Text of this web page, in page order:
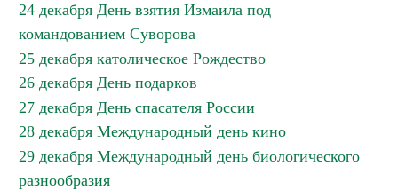
24 декабря День взятия Измаила под
командованием Суворова
25 декабря католическое Рождество
26 декабря День подарков
27 декабря День спасателя России
28 декабря Международный день кино
29 декабря Международный день биологического
разнообразия